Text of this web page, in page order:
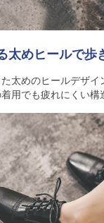
太めヒールで歩
太めのヒールデザイ
用でも疲れにくい構